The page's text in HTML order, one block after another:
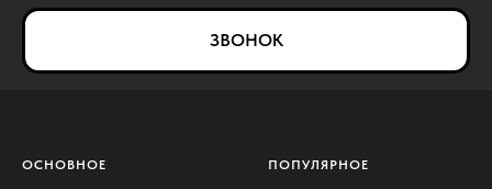
ЗВОНОК
ОСНОВНОЕ ПОПУЛЯРНОЕ